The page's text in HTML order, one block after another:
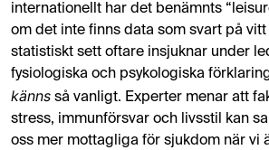
internationellt har det benämnts
om det inte finns data som svart på
statistiskt sett oftare insjuknar under
fysiologiska och psykologiska
känns så vanligt. Experter menar att
stress, immunförsvar och livsstil kan
oss mer mottagliga för sjukdom när vi